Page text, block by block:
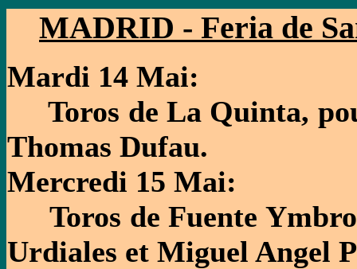
MADRID - Feria de
Mardi 14 Mai:
Toros de La Quinta,
Thomas Dufau.
Mercredi 15 Mai:
Toros de Fuente
Urdiales et Miguel Angel